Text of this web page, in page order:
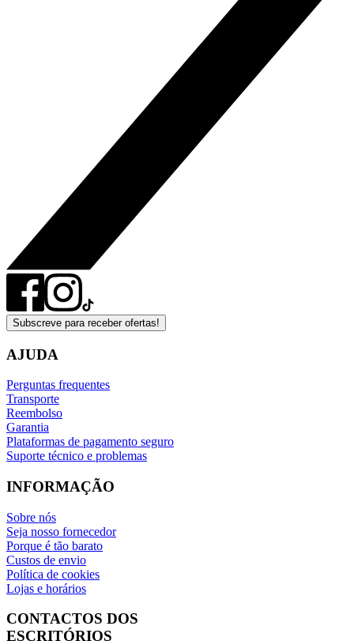
Subscreve para receber ofertas!
AJUDA
Perguntas frequentes
Transporte
Reembolso
Garantia
Plataformas de pagamento seguro
Suporte técnico e problemas
INFORMAÇÃO
Sobre nós
Seja nosso fornecedor
Porque é tão barato
Custos de envio
Política de cookies
Lojas e horários
CONTACTOS DOS
ESCRITÓRIOS